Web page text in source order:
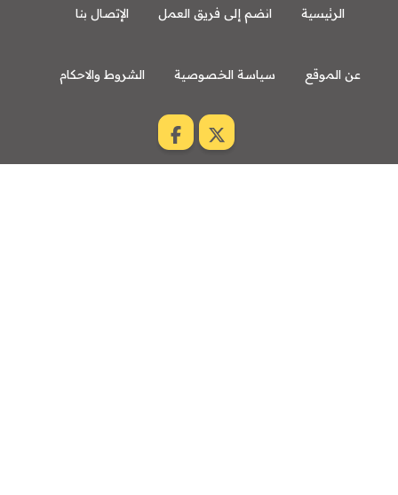
الرئيسية انضم إلى فريق العمل الإتصال بنا
عن الموقع سياسة الخصوصية الشروط والاحكام